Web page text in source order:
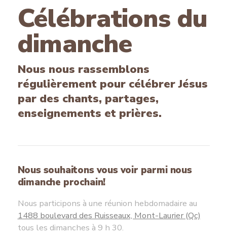
Célébrations du
dimanche
Nous nous rassemblons
régulièrement pour célébrer Jésus
par des chants, partages,
enseignements et prières.
Nous souhaitons vous voir parmi nous
dimanche prochain!
Nous participons à une réunion hebdomadaire au
1488 boulevard des Ruisseaux, Mont-Laurier (Qc)
tous les dimanches à 9 h 30.